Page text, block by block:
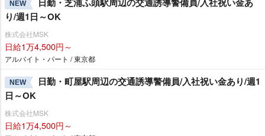
NEW
り/週1日～OK
株式会社MSK
日給1万4,500円～
アルバイト・パート / 東京都
NEW
日勤・町屋駅周辺の交通誘導警備員/入社祝い金あり/週1
日～OK
株式会社MSK
日給1万4,500円～